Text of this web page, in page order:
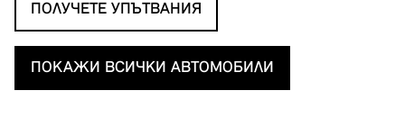
ПОЛУЧЕТЕ УПЪТВАНИЯ
ПОКАЖИ ВСИЧКИ АВТОМОБИЛИ